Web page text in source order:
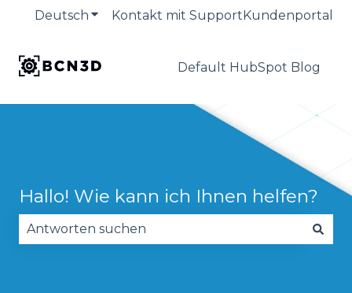
Deutsch Untermenü für Übersetzungen
Kontakt mit SupportKundenportal
Default HubSpot Blog
Hallo! Wie kann ich Ihnen helfen?